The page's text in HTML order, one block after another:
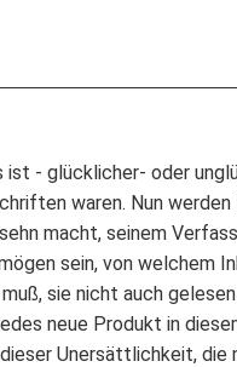
ist - glücklicher- oder
waren. Nun
macht, seinem
sein, von welchem
sie nicht auch
neue Produkt in
Unersättlichkeit, die